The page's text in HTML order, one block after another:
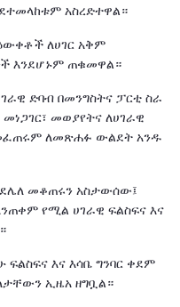
አስረድተዋል።
ለሀገር አቅም
እንደሆኑም ጠቁመዋል።
ድባብ በመንግስትና ፓርቲ ስራ
መወያየትና ለሀገራዊ
ለመጽሐፉ ውልደት አንዱ
መቆጠሩን አስታውሰው፤
የሚል ሀገራዊ ፍልስፍና እና
እና እሳቤ ግንባር ቀደም
ኢዜአ ዘግቧል።